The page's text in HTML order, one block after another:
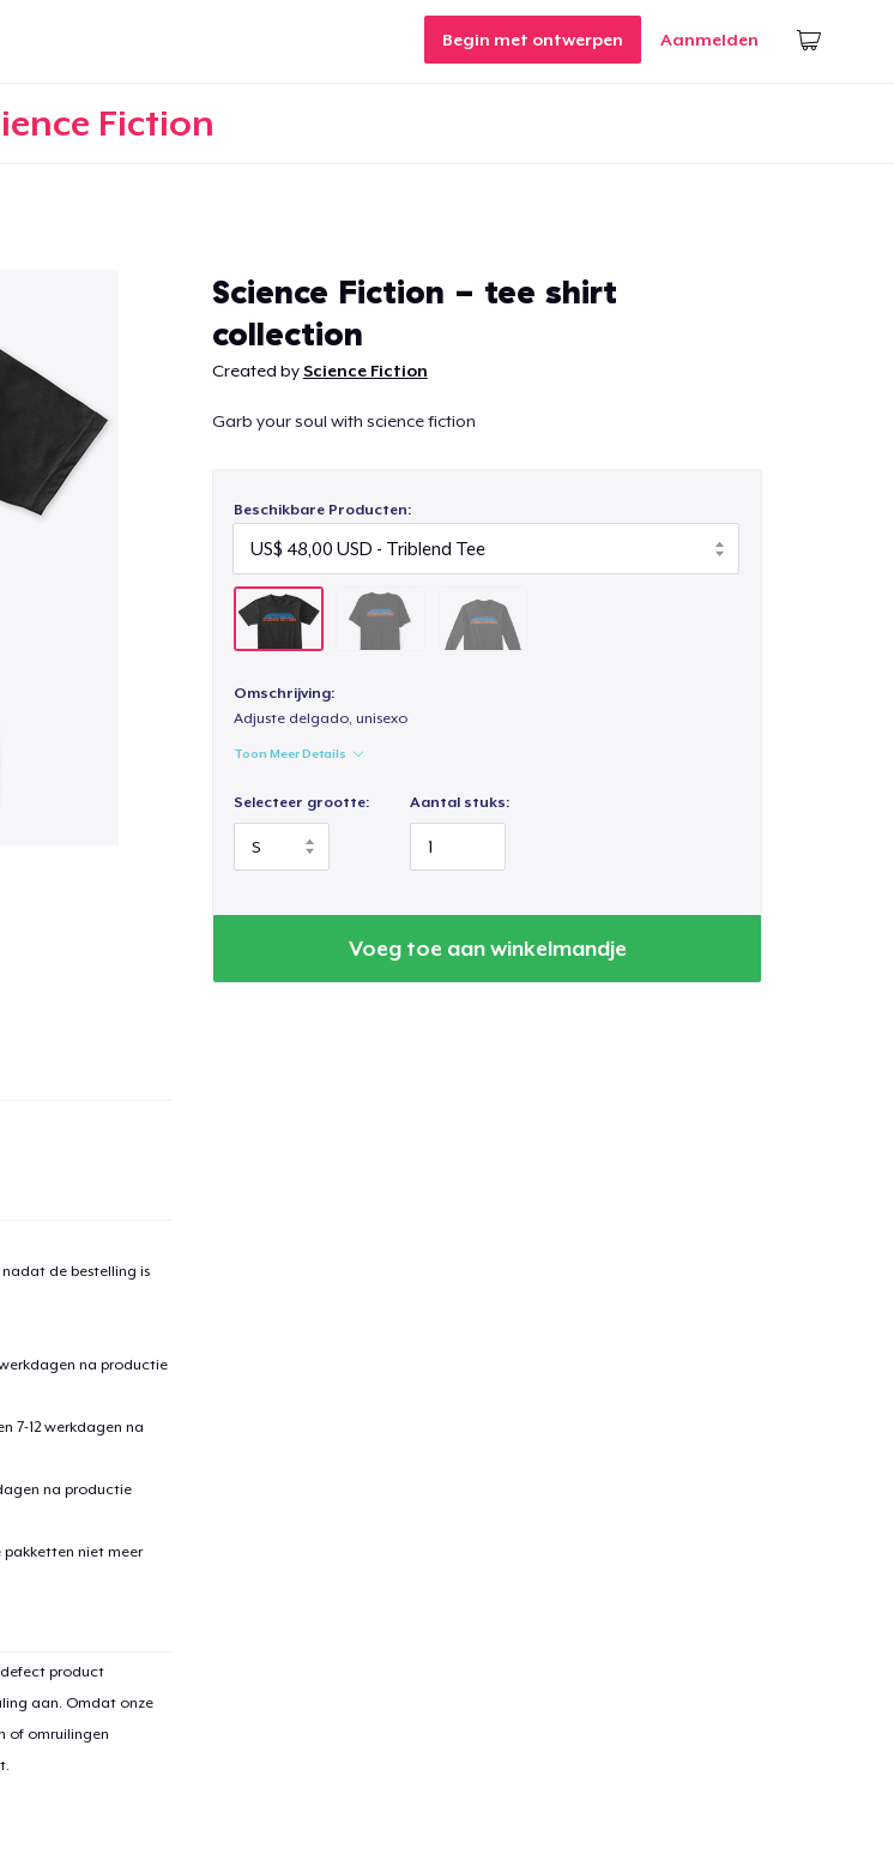
Begin met ontwerpen Aanmelden
Fiction
Science Fiction - tee shirt
collection
Created byScience Fiction
Garb your soul with science fiction
Beschikbare Producten:
Omschrijving:
Adjuste delgado, unisexo
Toon Meer Details
Selecteer grootte: Aantal stuks:
Voeg toe aan winkelmandje
de bestelling is
na productie
7-12 werkdagen na
na productie
pakketten niet meer
defect product
aan. Omdat onze
of omruilingen